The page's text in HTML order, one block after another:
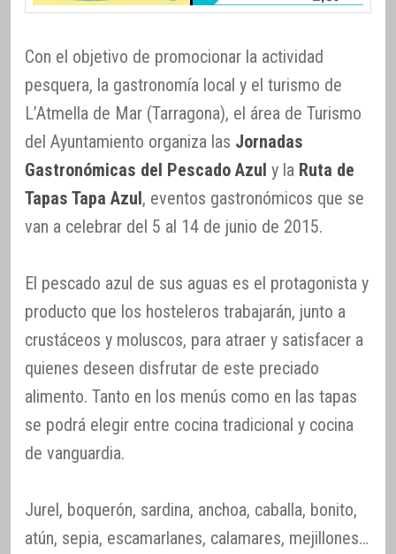
Con el objetivo de promocionar la actividad
pesquera, la gastronomía local y el turismo de
L’Atmella de Mar (Tarragona), el área de Turismo
del Ayuntamiento organiza las Jornadas
Gastronómicas del Pescado Azul y la Ruta de
Tapas Tapa Azul, eventos gastronómicos que se
van a celebrar del 5 al 14 de junio de 2015.
El pescado azul de sus aguas es el protagonista y
producto que los hosteleros trabajarán, junto a
crustáceos y moluscos, para atraer y satisfacer a
quienes deseen disfrutar de este preciado
alimento. Tanto en los menús como en las tapas
se podrá elegir entre cocina tradicional y cocina
de vanguardia.
Jurel, boquerón, sardina, anchoa, caballa, bonito,
atún, sepia, escamarlanes, calamares, mejillones…